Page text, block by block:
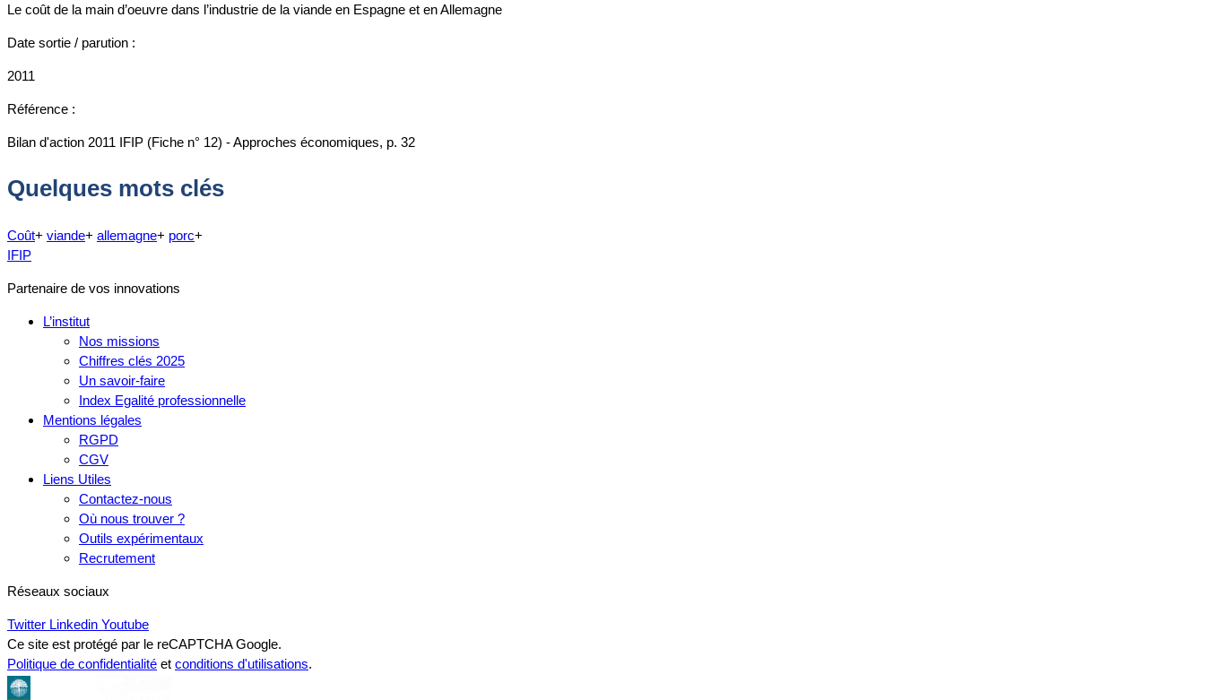
Le coût de la main d’oeuvre dans l’industrie de la viande en Espagne et en Allemagne
Date sortie / parution :
2011
Référence :
Bilan d'action 2011 IFIP (Fiche n° 12) - Approches économiques, p. 32
Quelques mots clés
Coût+ viande+ allemagne+ porc+
IFIP
Partenaire de vos innovations
L’institut
Nos missions
Chiffres clés 2025
Un savoir-faire
Index Egalité professionnelle
Mentions légales
RGPD
CGV
Liens Utiles
Contactez-nous
Où nous trouver ?
Outils expérimentaux
Recrutement
Réseaux sociaux
Twitter Linkedin Youtube
Ce site est protégé par le reCAPTCHA Google.
Politique de confidentialité et conditions d'utilisations.